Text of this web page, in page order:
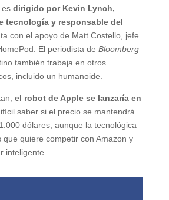
es dirigido por Kevin Lynch,
tecnología y responsable del
con el apoyo de Matt Costello, jefe
El periodista de Bloomberg
también trabaja en otros
incluido un humanoide.
el robot de Apple se lanzaría en
saber si el precio se mantendrá
dólares, aunque la tecnológica
que quiere competir con Amazon y
inteligente.